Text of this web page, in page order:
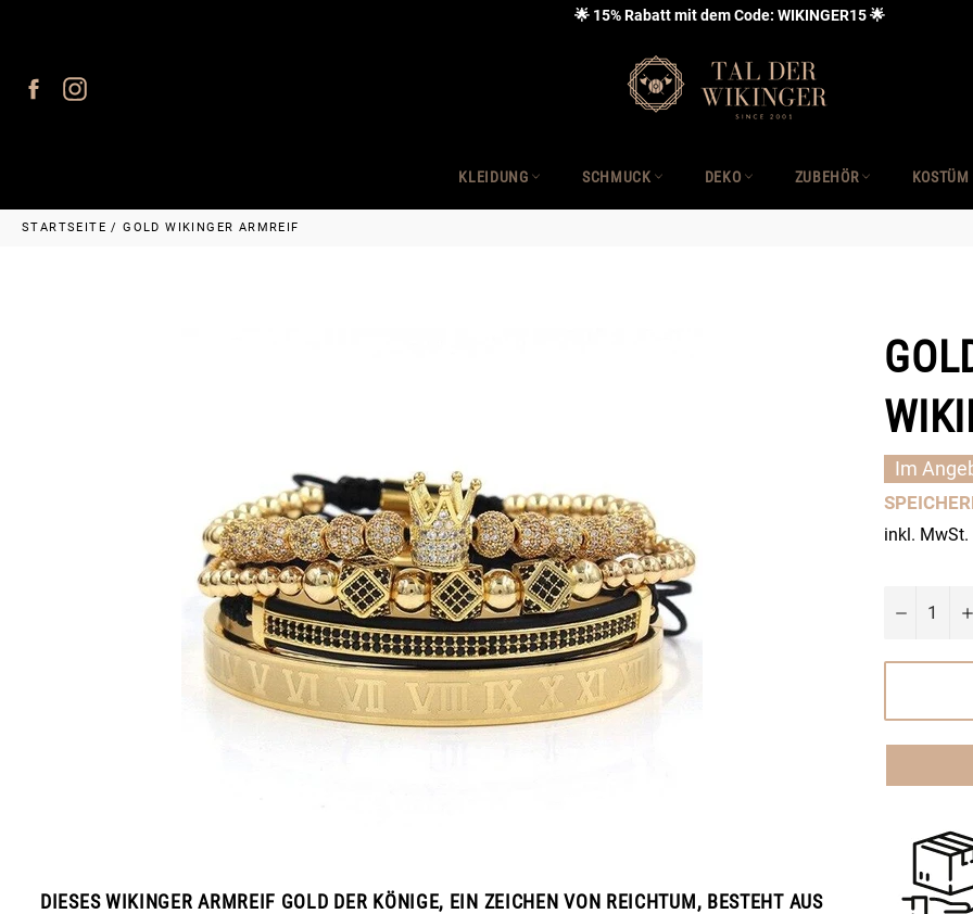
🌟 15% Rabatt mit dem Code: WIKINGER15 🌟
FacebookInstagram
KLEIDUNG SCHMUCK DEKO ZUBEHÖR KOSTÜM
STARTSEITE /GOLD WIKINGER ARMREIF
DIESES WIKINGER ARMREIF GOLD DER KÖNIGE, EIN ZEICHEN VON REICHTUM, BESTEHT AUS
Im
inkl. MwSt.
− +